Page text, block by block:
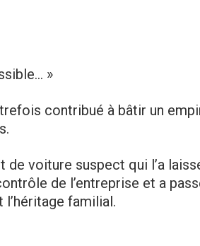
»
contribué à bâtir un
de voiture suspect qui l’a
de l’entreprise et a
familial.